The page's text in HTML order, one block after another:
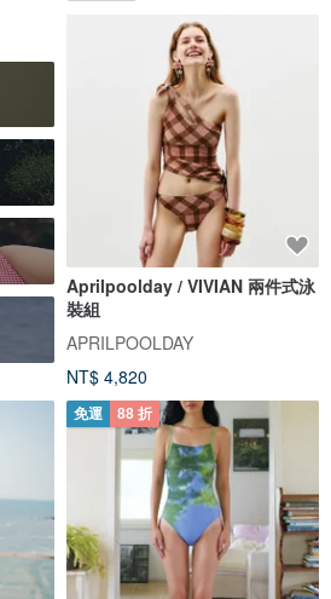
Aprilpoolday / VIVIAN 兩件式泳
裝組
APRILPOOLDAY
NT$ 4,820
免運 88 折